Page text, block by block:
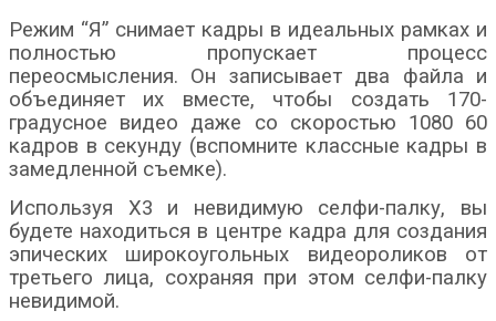
Режим “Я” снимает кадры в идеальных рамках и
полностью пропускает процесс
переосмысления. Он записывает два файла и
объединяет их вместе, чтобы создать 170-
градусное видео даже со скоростью 1080 60
кадров в секунду (вспомните классные кадры в
замедленной съемке).
Используя X3 и невидимую селфи-палку, вы
будете находиться в центре кадра для создания
эпических широкоугольных видеороликов от
третьего лица, сохраняя при этом селфи-палку
невидимой.